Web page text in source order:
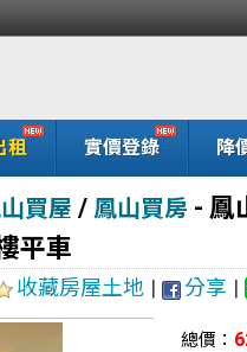
租 實價登錄 降
買屋 / 鳳山買房 - 鳳
平車
收藏房屋土地 | 分享 |
總價：